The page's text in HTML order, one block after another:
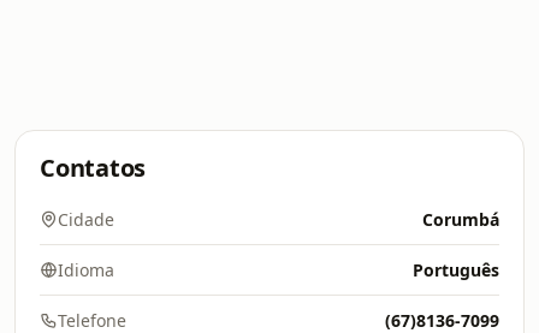
Contatos
Cidade Corumbá
Idioma Português
Telefone (67)8136-7099